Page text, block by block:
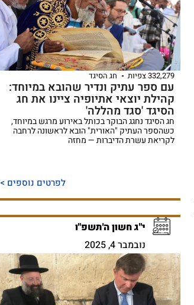
332,279 צפיות חג הסיגד
עם ספר עתיק ונדיר שהובא במיוחד:
קהילת יוצאי אתיופיה ציינו את חג
הסיגד 'סגד מהללה'
חג הסיגד נחגג הבוקר בכותל באירוע מרגש במיוחד,
כשהספר העתיק "האורית" הובא לראשונה לרחבה
לקריאת עשרת הדיברות — מחזה
לפרטים נוספים >
י"ג חשון ה'תשפ"ו
נובמבר 4, 2025